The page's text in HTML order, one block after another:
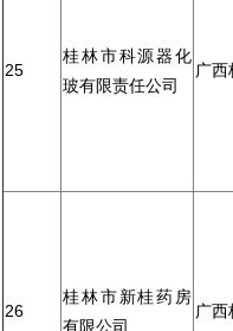
25
桂林市科源器化
玻有限责任公司
广
26
桂林市新桂药房
有限公司
广